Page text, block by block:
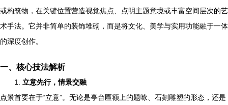
或构筑物，在关键位置营造视觉焦点、点明主题意境或丰富空间层次的艺
术手法。它并非简单的装饰堆砌，而是将文化、美学与实用功能融于一体
的深度创作。
一、核心技法解析
1. 立意先行，情景交融
点景首要在于“立意”。无论是亭台匾额上的题咏、石刻雕塑的形态，还是